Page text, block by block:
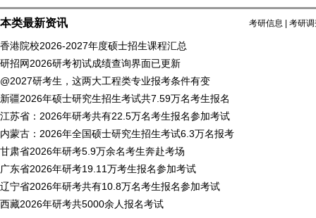
本类最新资讯 考研信息 考研
香港院校2026-2027年度硕士招生课程汇总
研招网2026研考初试成绩查询界面已更新
@2027研考生，这两大工程类专业报考条件有变
新疆2026年硕士研究生招生考试共7.59万名考生报名
江苏省：2026年研考共有22.5万名考生报名参加考试
内蒙古：2026年全国硕士研究生招生考试6.3万名报考
甘肃省2026年研考5.9万余名考生奔赴考场
广东省2026年研考19.11万考生报名参加考试
辽宁省2026年研考共有10.8万名考生报名参加考试
西藏2026年研考共5000余人报名考试